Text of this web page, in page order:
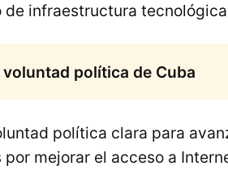
infraestructura
política de Cuba
política clara para
mejorar el acceso a